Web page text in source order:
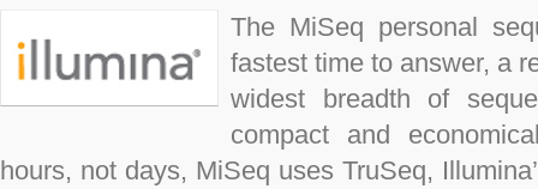
The MiSeq personal
fastest time to answer, a
widest breadth of
compact and
hours, not days, MiSeq uses TruSeq,